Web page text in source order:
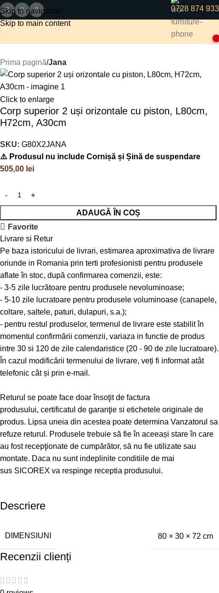
Skip to navigation
Skip to main content
0728 874 933
Prima pagină Jana
Click to enlarge
Corp superior 2 uși orizontale cu piston, L80cm,
H72cm, A30cm
SKU: G80X2JANA
⚠️ Produsul nu include Cornișă și Șină de suspendare
505,00 lei
ADAUGĂ ÎN COȘ
Favorite
Livrare si Retur
Pe baza istoricului de livrari, estimarea aproximativa de livrare
oriunde in Romania prin terti profesionisti pentru produsele
aflate în stoc, după confirmarea comenzii, este:
- 3-5 zile lucrătoare pentru produsele nevoluminoase;
- 5-10 zile lucratoare pentru produsele voluminoase (canapele,
coltare, saltele, paturi, dulapuri, s.a.);
- pentru restul produselor, termenul de livrare este stabilit în
momentul confirmării comenzii, variaza in functie de produs
intre 30 si 120 de zile calendaristice (20 - 90 de zile lucratoare).
În cazul modificării termenului de livrare, veți fi informat atât
telefonic cât și prin e-mail.
Returul se poate face doar însoţit de factura
produsului, certificatul de garanţie si etichetele originale de
produs. Lipsa uneia din acestea poate determina Vanzatorul sa
refuze returul. Produsele trebuie să fie în aceeași stare în care
au fost recepţionate de cumpărător, să nu fie utilizate sau
montate. Daca nu sunt indeplinite conditiile de mai
sus SICOREX va respinge receptia produsului.
Descriere
DIMENSIUNI 80 × 30 × 72 cm
Recenzii clienți